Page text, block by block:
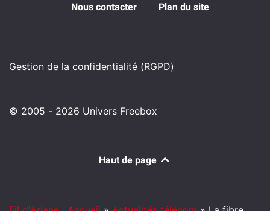
Nous contacter Plan du site
Gestion de la confidentialité (RGPD)
© 2005 - 2026 Univers Freebox
Haut de page